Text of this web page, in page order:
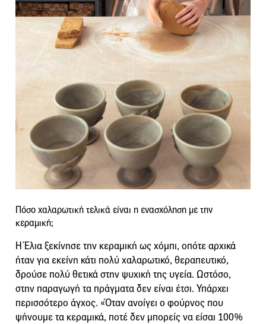
Πόσο χαλαρωτική τελικά είναι η ενασχόληση με την
κεραμική;
Η Έλια ξεκίνησε την κεραμική ως χόμπι, οπότε αρχικά
ήταν για εκείνη κάτι πολύ χαλαρωτικό, θεραπευτικό,
δρούσε πολύ θετικά στην ψυχική της υγεία. Ωστόσο,
στην παραγωγή τα πράγματα δεν είναι έτσι. Υπάρχει
περισσότερο άγχος. «Όταν ανοίγει ο φούρνος που
ψήνουμε τα κεραμικά, ποτέ δεν μπορείς να είσαι 100%